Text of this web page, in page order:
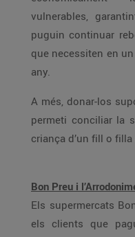
vulnerables,
puguin continuar
que necessiten en
any.
A més, donar-los
permeti conciliar la
criança d’un fill o
Bon Preu i
Els supermercats
els clients que